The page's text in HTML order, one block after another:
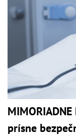
prísne